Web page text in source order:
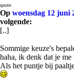
quote:
Op woensdag 12 juni
volgende:
[..]
Sommige keuze's
haha, ik denk dat je
Als het puntje bij